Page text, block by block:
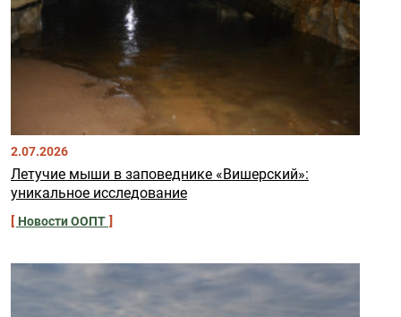
2.07.2026
Летучие мыши в заповеднике «Вишерский»:
уникальное исследование
Новости ООПТ